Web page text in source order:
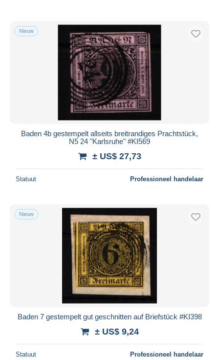
Nieuw
Baden 4b gestempelt allseits breitrandiges Prachtstück,
N5 24 "Karlsruhe" #KI569
± US$ 27,73
Statuut Professioneel handelaar
Nieuw
Baden 7 gestempelt gut geschnitten auf Briefstück #KI398
± US$ 9,24
Statuut Professioneel handelaar